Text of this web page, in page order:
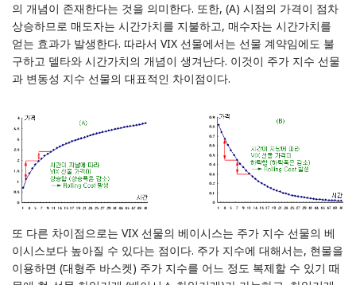
의 개념이 존재한다는 것을 의미한다. 또한, (A) 시점의 가격이 점차
상승하므로 매도자는 시간가치를 지불하고, 매수자는 시간가치를
얻는 효과가 발생한다. 따라서 VIX 선물에서는 선물 계약임에도 불
구하고 델타와 시간가치의 개념이 생겨난다. 이것이 주가 지수 선물
과 변동성 지수 선물의 대표적인 차이점이다.
또 다른 차이점으로는 VIX 선물의 베이시스는 주가 지수 선물의 베
이시스보다 높아질 수 있다는 점이다. 주가 지수에 대해서는, 현물을
이용하면 (대형주 바스켓) 주가 지수를 어느 정도 복제할 수 있기 때